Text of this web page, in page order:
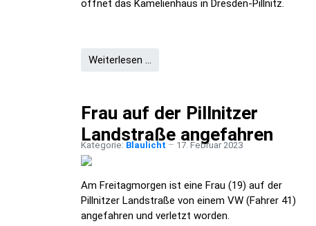
öffnet das Kamelienhaus in Dresden-Pillnitz.
Weiterlesen …
Frau auf der Pillnitzer
Landstraße angefahren
Kategorie: Blaulicht 17. Februar 2023
Am Freitagmorgen ist eine Frau (19) auf der
Pillnitzer Landstraße von einem VW (Fahrer 41)
angefahren und verletzt worden.